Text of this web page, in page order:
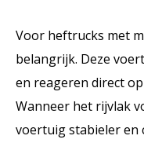
Voor heftrucks met
belangrijk. Deze
en reageren direct
Wanneer het rijvlak
voertuig stabieler en